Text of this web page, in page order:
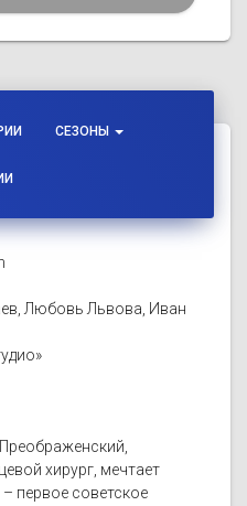
СЕЗОНЫ
Любовь Львова, Иван
хирург, мечтает
первое советское